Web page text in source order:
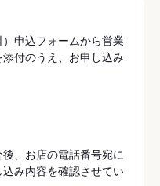
）申込フォームから営業
付のうえ、お申し込み
、お店の電話番号宛に
み内容を確認させてい